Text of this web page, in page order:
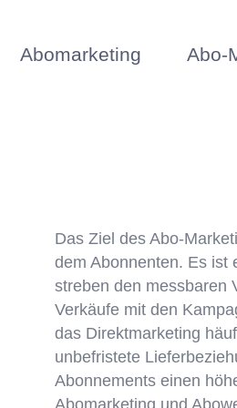
Abomarketing Abo-
Das Ziel des Abo-
dem Abonnenten. Es ist
streben den messbaren
Verkäufe mit den
das Direktmarketing
unbefristete
Abonnements einen
Abomarketing und